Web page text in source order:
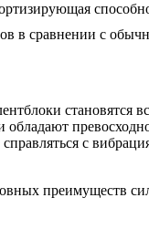
в сравнении с
становятся
с
преимуществ